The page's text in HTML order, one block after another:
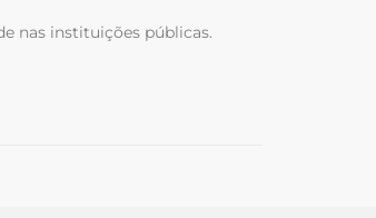
nas instituições públicas.